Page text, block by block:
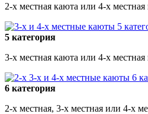
2-х местная каюта или 4-х
5 категория
3-х местная каюта или 4-х
6 категория
2-х местная, 3-х местная или 4-х